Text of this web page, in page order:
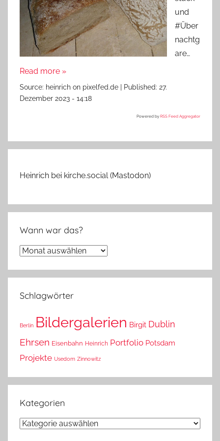
und
#Über
nachtg
are…
Read more »
Source: heinrich on pixelfed.de Published: 27.
Dezember 2023 - 14:18
Powered by RSS Feed Aggregator
Heinrich bei kirche.social (Mastodon)
Wann war das?
Wann
das?
Schlagwörter
Berlin Bildergalerien Birgit Dublin
Ehrsen Eisenbahn Heinrich Portfolio Potsdam
Projekte Usedom Zinnowitz
Kategorien
Kategorien